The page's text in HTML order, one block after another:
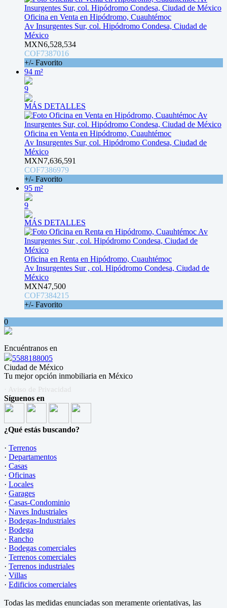
Oficina en Venta en Hipódromo, Cuauhtémoc
Av Insurgentes Sur, col. Hipódromo Condesa, Ciudad de
México
MXN6,528,534
COF7387016
+/- Favorito
94 m²
9
MÁS DETALLES
Oficina en Venta en Hipódromo, Cuauhtémoc
Av Insurgentes Sur, col. Hipódromo Condesa, Ciudad de
México
MXN7,636,591
COF7386979
+/- Favorito
95 m²
9
MÁS DETALLES
Oficina en Renta en Hipódromo, Cuauhtémoc
Av Insurgentes Sur , col. Hipódromo Condesa, Ciudad de
México
MXN47,500
COF7384215
+/- Favorito
0
Encuéntranos en
5588188005
Ciudad de México
Tu mejor opción inmobiliaria en México
· Aviso de Privacidad
Síguenos en
¿Qué estás buscando?
· Terrenos
· Departamentos
· Casas
· Oficinas
· Locales
· Garages
· Casas-Condominio
· Naves Industriales
· Bodegas-Industriales
· Bodega
· Rancho
· Bodegas comerciales
· Terrenos comerciales
· Terrenos industriales
· Villas
· Edificios comerciales
Todas las medidas enunciadas son meramente orientativas, las